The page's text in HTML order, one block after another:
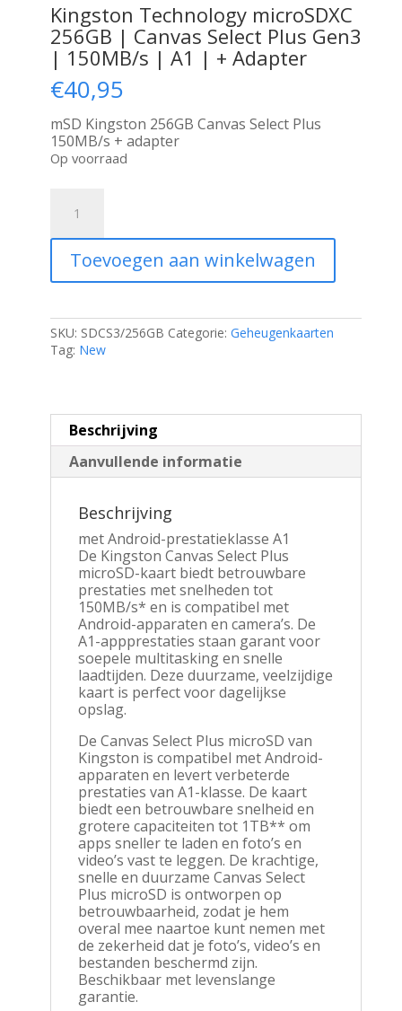
Kingston Technology microSDXC
256GB | Canvas Select Plus Gen3
| 150MB/s | A1 | + Adapter
€40,95
mSD Kingston 256GB Canvas Select Plus
150MB/s + adapter
Op voorraad
Technology
256GB
Canvas
Plus
Gen3
|
|
Adapter
aantal
Toevoegen aan winkelwagen
SKU: SDCS3/256GB Categorie: Geheugenkaarten
Tag: New
Beschrijving
Aanvullende informatie
Beschrijving
met Android-prestatieklasse A1
De Kingston Canvas Select Plus
microSD-kaart biedt betrouwbare
prestaties met snelheden tot
150MB/s* en is compatibel met
Android-apparaten en camera’s. De
A1-appprestaties staan garant voor
soepele multitasking en snelle
laadtijden. Deze duurzame, veelzijdige
kaart is perfect voor dagelijkse
opslag.
De Canvas Select Plus microSD van
Kingston is compatibel met Android-
apparaten en levert verbeterde
prestaties van A1-klasse. De kaart
biedt een betrouwbare snelheid en
grotere capaciteiten tot 1TB** om
apps sneller te laden en foto’s en
video’s vast te leggen. De krachtige,
snelle en duurzame Canvas Select
Plus microSD is ontworpen op
betrouwbaarheid, zodat je hem
overal mee naartoe kunt nemen met
de zekerheid dat je foto’s, video’s en
bestanden beschermd zijn.
Beschikbaar met levenslange
garantie.